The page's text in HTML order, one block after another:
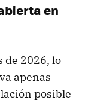
en
de 2026, lo
apenas
posible